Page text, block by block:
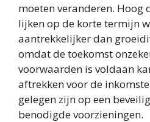
moeten veranderen. Hoog
lijken op de korte termijn
aantrekkelijker dan
omdat de toekomst
voorwaarden is voldaan
aftrekken voor de
gelegen zijn op een
benodigde voorzieningen.